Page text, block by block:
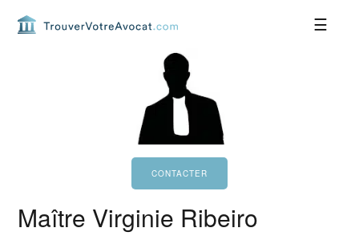
Maître Virginie Ribeiro